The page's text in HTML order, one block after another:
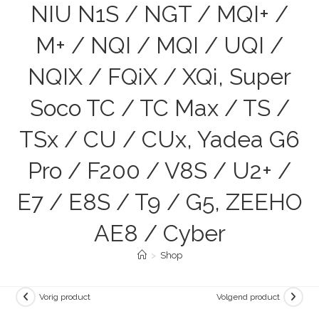
NIU N1S / NGT / MQI+ /
M+ / NQI / MQI / UQI /
NQIX / FQiX / XQi, Super
Soco TC / TC Max / TS /
TSx / CU / CUx, Yadea G6
Pro / F200 / V8S / U2+ /
E7 / E8S / T9 / G5, ZEEHO
AE8 / Cyber
> Shop
Vorig product Volgend product